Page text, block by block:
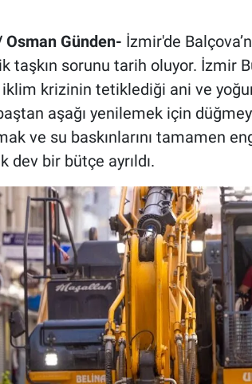
Günden- İzmir'de
taşkın sorunu tarih oluyor. İzmir
krizinin tetiklediği ani ve
baştan aşağı yenilemek için
ve su baskınlarını tamamen
dev bir bütçe ayrıldı.